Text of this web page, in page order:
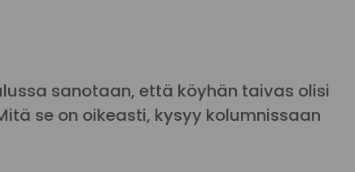
sanotaan, että köyhän taivas olisi
se on oikeasti, kysyy kolumnissaan